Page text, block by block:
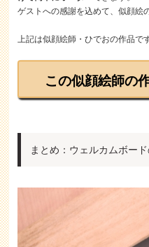
ゲストへの感謝を込めて、似顔絵
上記は似顔絵師・ひでおの作品です
この似顔絵師の
まとめ：ウェルカムボー